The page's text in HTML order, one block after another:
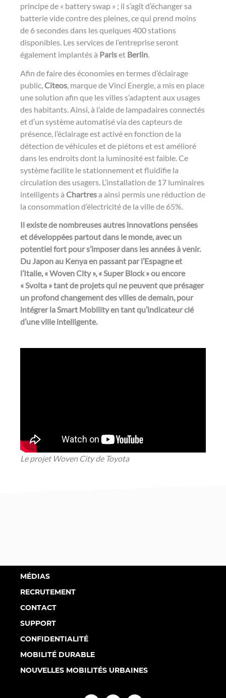
principe de « battery swap » ; il s’agit d’échanger sa
batterie vide contre des pleines, ce qui prend moins
de 6 secondes dans les quelques 400 stations
disponibles. Les services de l’entreprise seront
également implantés à Pariset Berlin
Afin de faire des économies en termes d’éclairage
public, Citeos , marque de Vinci Energie, a mis en place
une solution afin que les villes s’adaptent aux usages
des habitants. Ainsi, à l’aide de lampadaires connectés
et d’un système automatisé via des capteurs de
présence, l’éclairage est activé en fonction de la
détection de véhicules et de piétons et est amélioré
dans les endroits dont la luminosité est faible. Ce
système facilite le stationnement et fluidifie la
circulation des usagers. L’installation de 17 luminaires
intelligents à Chartresa ainsi permis une réduction de
la consommation d’électricité de la ville de 65%.
Il existe de nombreuses autres innovations pensées
et développées partout dans le monde, avec un
potentiel fort pour s’imposer dans les années à venir.
Du Japon au Kenya en passant par l’Espagne et
l’Italie, « Woven City », « Super Block » ou encore
« Svolta » tant de projets qui ne peuvent que présager
un profond changement des villes de demain, pour
intégrer la Smart Mobility en tant qu’indicateur clé
d’une ville intelligente.
Le projet Woven City de Toyota
MÉDIAS
RECRUTEMENT
CONTACT
SUPPORT
CONFIDENTIALITÉ
MOBILITÉ DURABLE
NOUVELLES MOBILITÉS URBAINES